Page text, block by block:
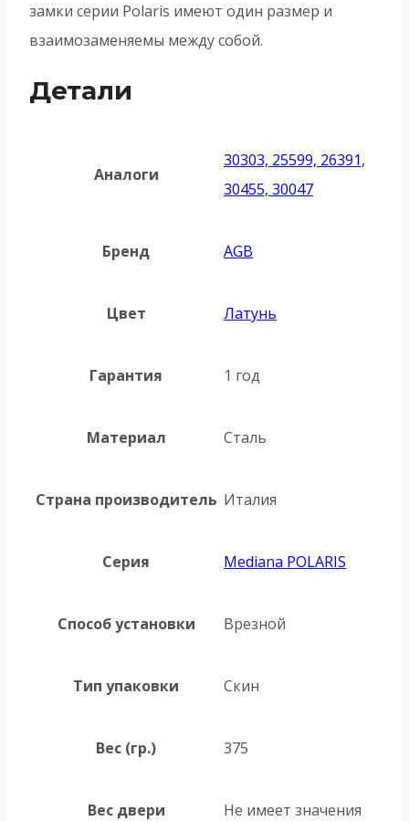
замки серии Polaris имеют один размер и
взаимозаменяемы между собой.
Детали
Аналоги
30303, 25599, 26391,
30455, 30047
Бренд AGB
Цвет Латунь
Гарантия 1 год
Материал Сталь
Страна производитель Италия
Серия Mediana POLARIS
Способ установки Врезной
Тип упаковки Скин
Вес (гр.) 375
Вес двери Не имеет значения